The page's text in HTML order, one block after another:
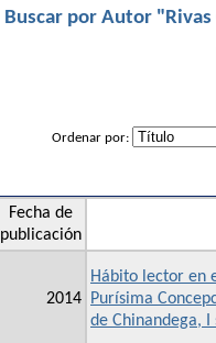
Buscar por Autor
Ordenar por:
Fecha de
publicación
2014
Hábito lector en
Purísima
de Chinandega,